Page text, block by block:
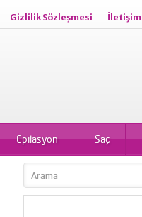
Gizlilik Sözleşmesi İletişim
Epilasyon Saç